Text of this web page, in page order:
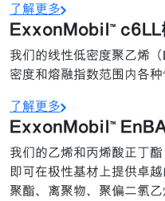
了解更多
ExxonMobil™ c6LL
我们的线性低密度聚乙烯
密度和熔融指数范围内各种
了解更多
ExxonMobil™
我们的乙烯和丙烯酸正丁
即可在极性基材上提供卓
聚酯、离聚物、聚偏二氯